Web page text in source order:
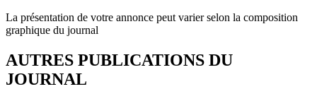
La présentation de votre annonce peut varier selon la composition
graphique du journal
AUTRES PUBLICATIONS DU
JOURNAL